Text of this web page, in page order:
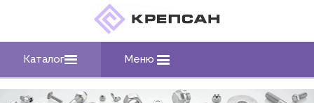
Каталог Меню